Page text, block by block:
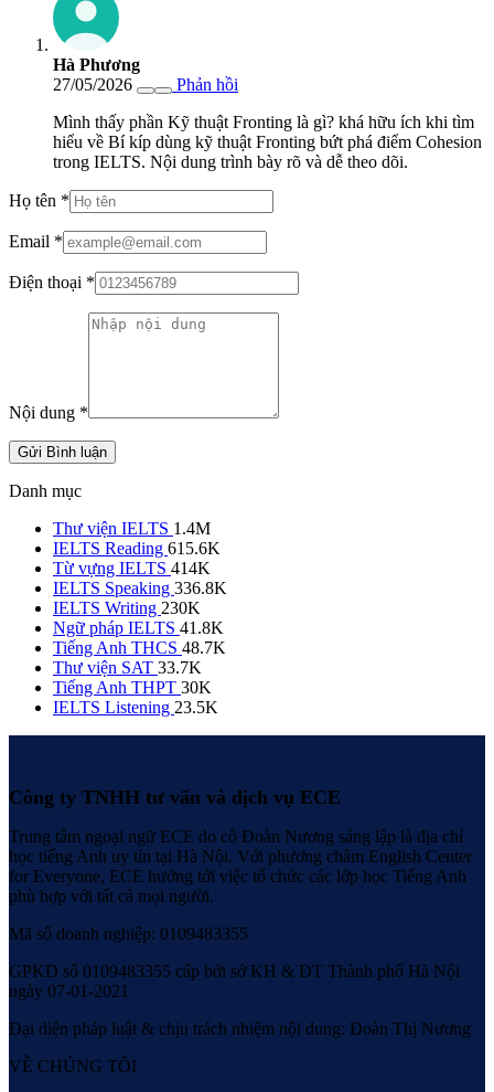
Hà Phương
27/05/2026
Phản hồi
Mình thấy phần Kỹ thuật Fronting là gì? khá hữu ích khi tìm
hiểu về Bí kíp dùng kỹ thuật Fronting bứt phá điểm Cohesion
trong IELTS. Nội dung trình bày rõ và dễ theo dõi.
Họ tên *
Email *
Điện thoại *
Nội dung *
Gửi Bình luận
Danh mục
Thư viện IELTS 1.4M
IELTS Reading 615.6K
Từ vựng IELTS 414K
IELTS Speaking 336.8K
IELTS Writing 230K
Ngữ pháp IELTS 41.8K
Tiếng Anh THCS 48.7K
Thư viện SAT 33.7K
Tiếng Anh THPT 30K
IELTS Listening 23.5K
Công ty TNHH tư vấn và dịch vụ ECE
Trung tâm ngoại ngữ ECE do cô Đoàn Nương sáng lập là địa chỉ
học tiếng Anh uy tín tại Hà Nội. Với phương châm English Center
for Everyone, ECE hướng tới việc tổ chức các lớp học Tiếng Anh
phù hợp với tất cả mọi người.
Mã số doanh nghiệp: 0109483355
GPKD số 0109483355 cấp bởi sở KH & ĐT Thành phố Hà Nội
ngày 07-01-2021
Đại diện pháp luật & chịu trách nhiệm nội dung: Đoàn Thị Nương
VỀ CHÚNG TÔI